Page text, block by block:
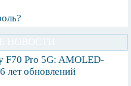
F70 Pro 5G: AMOLED-
лет обновлений